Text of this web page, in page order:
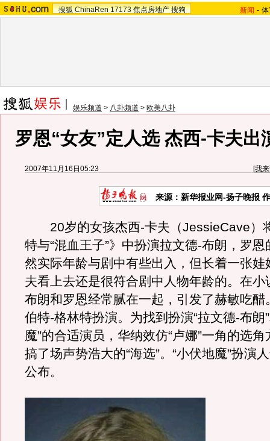
搜狐 ChinaRen 17173 焦点房地产 搜狗 新闻 -
娱乐频道 > 八卦频道 > 欧美八卦
罗恩“女友”定人选 杰西-卡夫出
2007年11月16日05:23 [我
来源：新华报业网-扬子晚报
20岁的女孩杰西-卡夫（JessieCave）
特与“混血王子”》中扮演拉文德-布朗，罗恩
然实际年龄与剧中有些出入，但长着一张娃
夫看上去还是很符合剧中人物年龄的。在小
布朗和罗恩经常腻在一起，引发了赫敏吃醋
伯特-格林特扮演。为找到扮演“拉文德-布朗
魔”的合适演员，华纳效仿“卢娜”一角的选
搞了场声势浩大的“海选”。“小伏地魔”扮演
公布。